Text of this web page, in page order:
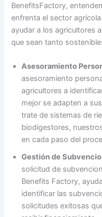
BenefitsFactory,
enfrenta el sector
ayudar a los agricultores
que sean tanto
Asesoramiento
asesoramiento
agricultores a
mejor se adapten a
trate de sistemas de
biodigestores,
en cada paso del
Gestión de
solicitud de
Benefits Factory,
identificar las
solicitudes exitosas